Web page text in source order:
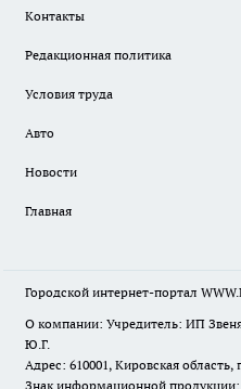
Контакты
Редакционная политика
Условия труда
Авто
Новости
Главная
Городской интернет-портал
О компании: Учредитель: ИП
Ю.Г.
Адрес: 610001, Кировская
Знак информационной продукции: